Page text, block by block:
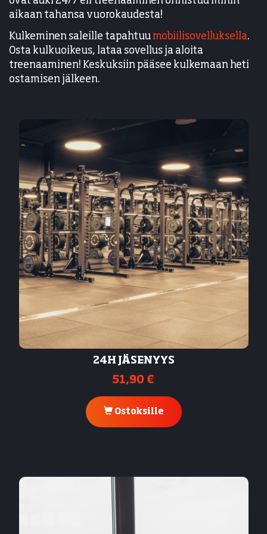
aikaan tahansa vuorokaudesta!
Kulkeminen saleille tapahtuu mobiilisovelluksella.
Osta kulkuoikeus, lataa sovellus ja aloita
treenaaminen! Keskuksiin pääsee kulkemaan heti
ostamisen jälkeen.
24H JÄSENYYS
51,90 €
Ostoksille